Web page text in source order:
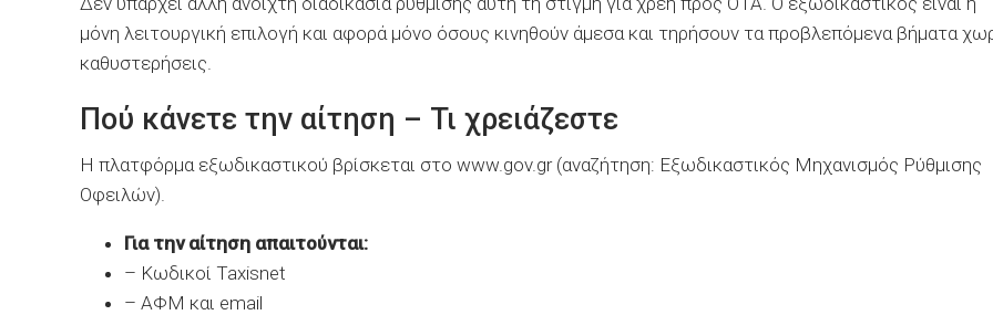
μόνη λειτουργική επιλογή και αφορά μόνο όσους κινηθούν άμεσα και τηρήσουν τα προβλεπόμενα βήματα
καθυστερήσεις.
Πού κάνετε την αίτηση – Τι χρειάζεστε
Η πλατφόρμα εξωδικαστικού βρίσκεται στο www.gov.gr (αναζήτηση: Εξωδικαστικός Μηχανισμός Ρύθμισης
Οφειλών).
Για την αίτηση απαιτούνται:
– Κωδικοί Taxisnet
– ΑΦΜ και email